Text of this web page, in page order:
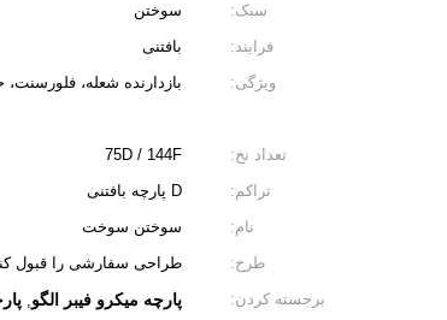
سبک:
سوختن
فرایند:
بافتنی
ویژگی:
بازدارنده شعله،
تعداد نخ:
75D / 144F
تراکم:
D پارچه بافتنی
نام:
سوختن سوخت
طرح:
طراحی سفارشی را قبول
برجسته کردن:
پارچه میکرو فیبر الگو,